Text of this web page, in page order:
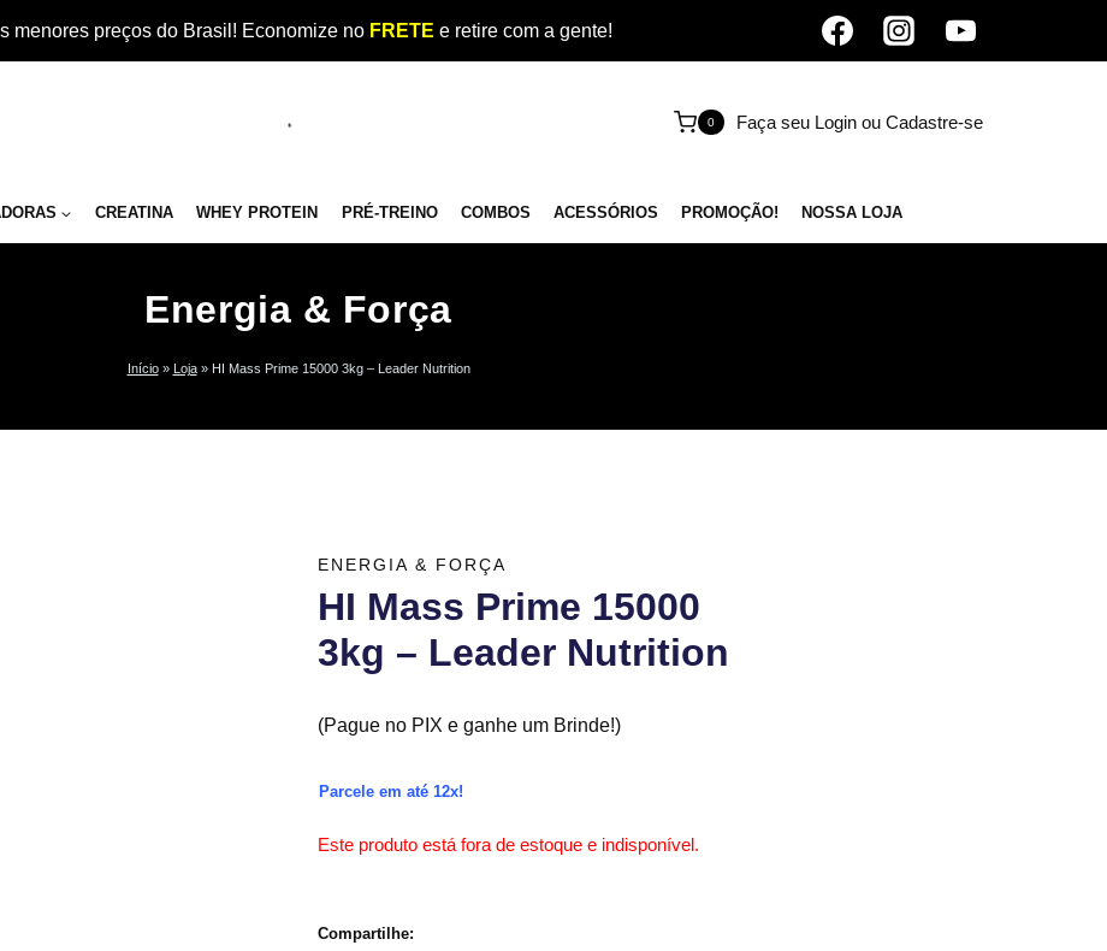
menores preços do Brasil! Economize no FRETE e retire com a gente!
0 Faça seu Login ou Cadastre-se
CREATINA WHEY PROTEIN PRÉ-TREINO COMBOS ACESSÓRIOS PROMOÇÃO! NOSSA LOJA
Energia & Força
Início» Loja» HI Mass Prime 15000 3kg – Leader Nutrition
ENERGIA & FORÇA
HI Mass Prime 15000
3kg – Leader Nutrition
(Pague no PIX e ganhe um Brinde!)
Parcele em até 12x!
Este produto está fora de estoque e indisponível.
Compartilhe: